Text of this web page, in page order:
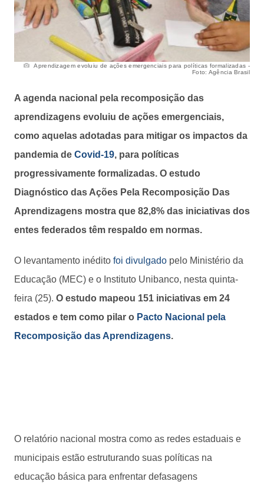
Aprendizagem evoluiu de ações emergenciais para políticas formalizadas -
Foto: Agência Brasil
A agenda nacional pela recomposição das
aprendizagens evoluiu de ações emergenciais,
como aquelas adotadas para mitigar os impactos da
pandemia de Covid-19, para políticas
progressivamente formalizadas. O estudo
Diagnóstico das Ações Pela Recomposição Das
Aprendizagens mostra que 82,8% das iniciativas dos
entes federados têm respaldo em normas.
O levantamento inédito foi divulgado pelo Ministério da
Educação (MEC) e o Instituto Unibanco, nesta quinta-
feira (25). O estudo mapeou 151 iniciativas em 24
estados e tem como pilar o Pacto Nacional pela
Recomposição das Aprendizagens.
O relatório nacional mostra como as redes estaduais e
municipais estão estruturando suas políticas na
educação básica para enfrentar defasagens